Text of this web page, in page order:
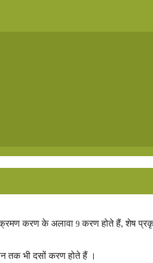
करण के अलावा 9करण होते हैं, शेष
तक भी दसों करण होते हैं ।